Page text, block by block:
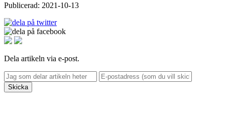
Publicerad: 2021-10-13
Dela artikeln via e-post.
Skicka